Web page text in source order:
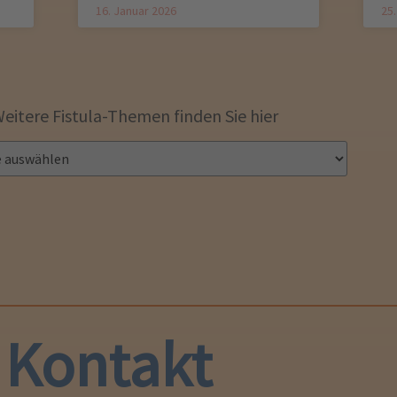
16. Januar 2026
Fistula-Themen finden Sie hier
Kontakt